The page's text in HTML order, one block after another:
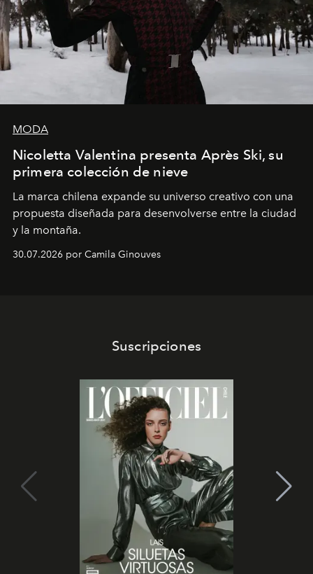
MODA
Nicoletta Valentina presenta Après Ski, su
primera colección de nieve
La marca chilena expande su universo creativo con una
propuesta diseñada para desenvolverse entre la ciudad
y la montaña.
30.07.2026 por Camila Ginouves
Suscripciones